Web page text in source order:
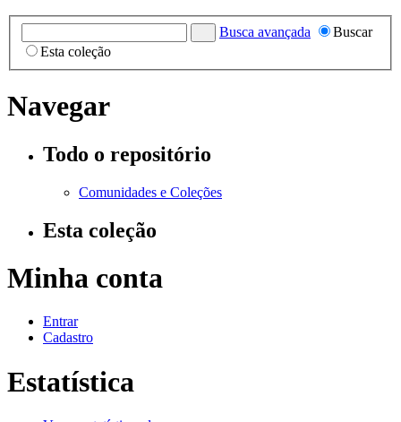
Busca avançada
Buscar
Esta coleção
Navegar
Todo o repositório
Comunidades e Coleções
Esta coleção
Minha conta
Entrar
Cadastro
Estatística